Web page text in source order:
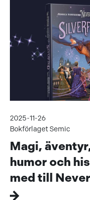
2025-11-26
Bokförlaget Semic
Magi,
humor och
med till